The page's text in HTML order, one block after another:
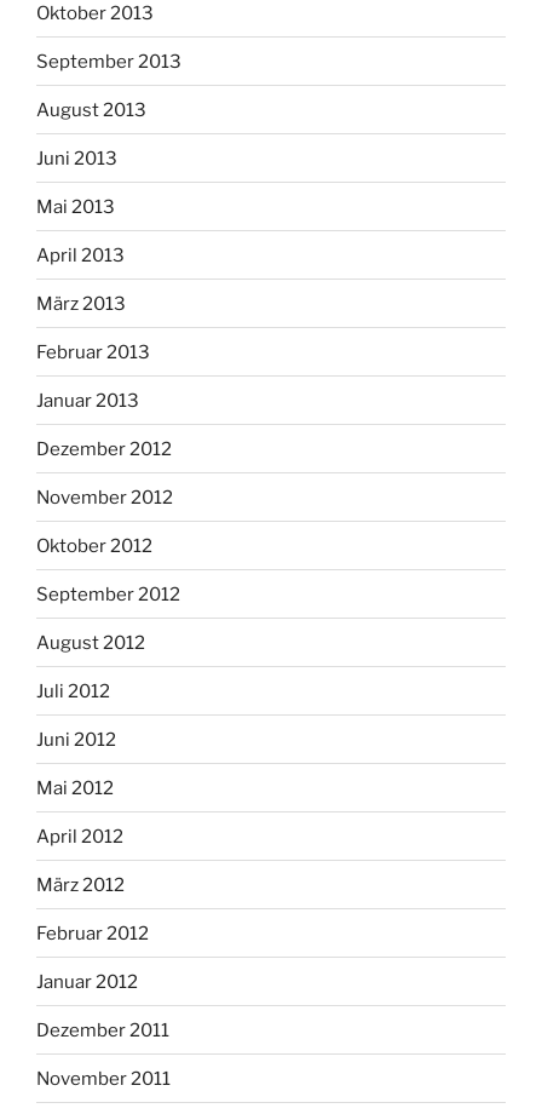
Oktober 2013
September 2013
August 2013
Juni 2013
Mai 2013
April 2013
März 2013
Februar 2013
Januar 2013
Dezember 2012
November 2012
Oktober 2012
September 2012
August 2012
Juli 2012
Juni 2012
Mai 2012
April 2012
März 2012
Februar 2012
Januar 2012
Dezember 2011
November 2011